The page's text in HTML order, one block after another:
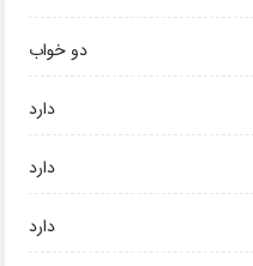
دو خواب
دارد
دارد
دارد